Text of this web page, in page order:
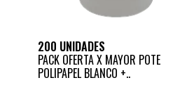
200 UNIDADES
PACK OFERTA X MAYOR POTE
POLIPAPEL BLANCO +..